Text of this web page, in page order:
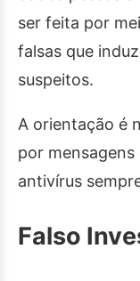
ser feita por
falsas que
suspeitos.
A orientação é
por
antivírus
Falso